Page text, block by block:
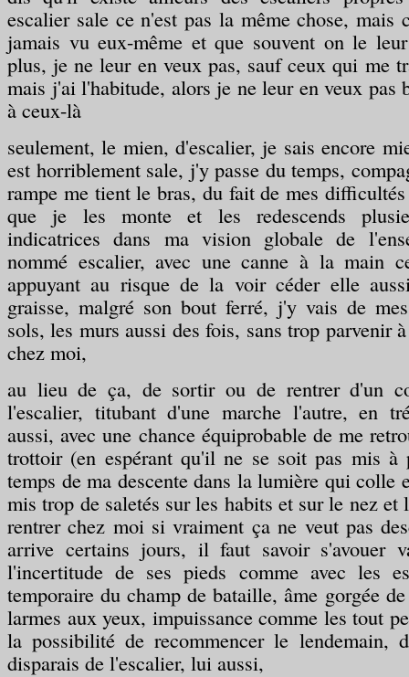
escalier sale ce n'est pas la même chose, mais
jamais vu eux-même et que souvent on le
plus, je ne leur en veux pas, sauf ceux qui me
mais j'ai l'habitude, alors je ne leur en veux pas
à ceux-là
seulement, le mien, d'escalier, je sais encore
est horriblement sale, j'y passe du temps,
rampe me tient le bras, du fait de mes
que je les monte et les redescends
indicatrices dans ma vision globale de
nommé escalier, avec une canne à la main
appuyant au risque de la voir céder elle
graisse, malgré son bout ferré, j'y vais de
sols, les murs aussi des fois, sans trop parvenir
chez moi,
au lieu de ça, de sortir ou de rentrer d'un
l'escalier, titubant d'une marche l'autre, en
aussi, avec une chance équiprobable de me
trottoir (en espérant qu'il ne se soit pas mis à
temps de ma descente dans la lumière qui colle
mis trop de saletés sur les habits et sur le nez et
rentrer chez moi si vraiment ça ne veut pas
arrive certains jours, il faut savoir s'avouer
l'incertitude de ses pieds comme avec les
temporaire du champ de bataille, âme gorgée
larmes aux yeux, impuissance comme les tout
la possibilité de recommencer le lendemain,
disparais de l'escalier, lui aussi,